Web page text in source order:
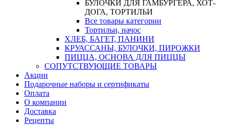
БУЛОЧКИ ДЛЯ ГАМБУРГЕРА, ХОТ-
ДОГА, ТОРТИЛЬИ
Все товары категории
Тортильи, начос
ХЛЕБ, БАГЕТ, ПАНИНИ
КРУАССАНЫ, БУЛОЧКИ, ПИРОЖКИ
ПИЦЦА, ОСНОВА ДЛЯ ПИЦЦЫ
СОПУТСТВУЮЩИЕ ТОВАРЫ
Акции
Подарочные наборы и сертификаты
Оплата
О компании
Доставка
Рецепты